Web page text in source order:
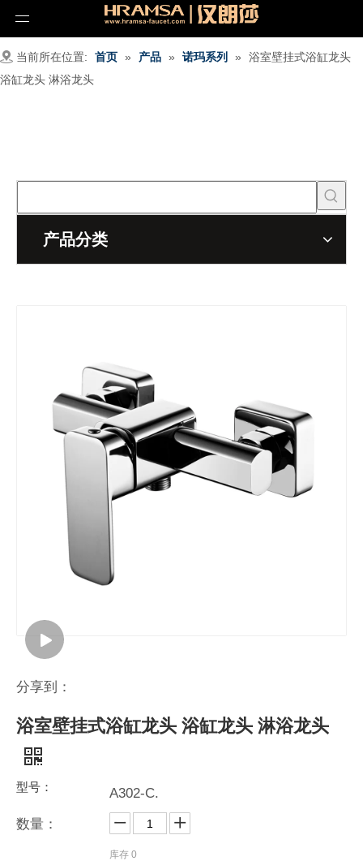
当前所在位置: 首页 » 产品 » 诺玛系列 »
浴室壁挂式浴缸龙头
浴缸龙头 淋浴龙头
产品分类
分享到：
浴室壁挂式浴缸龙头 浴缸龙头 淋浴龙头
型号：
A302-C.
数量：
库存 0